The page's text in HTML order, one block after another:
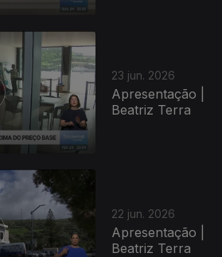
23 jun. 2026
Apresentação |
Beatriz Terra
22 jun. 2026
Apresentação |
Beatriz Terra